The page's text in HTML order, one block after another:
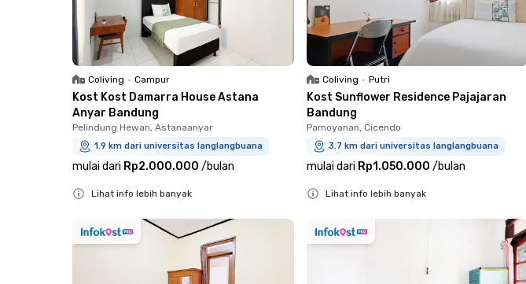
Coliving • Campur
Kost Kost Damarra House Astana
Anyar Bandung
Pelindung Hewan, Astanaanyar
1.9 km dari universitas langlangbuana
mulai dari Rp2.000.000 /bulan
Lihat info lebih banyak
Coliving • Putri
Kost Sunflower Residence Pajajaran
Bandung
Pamoyanan, Cicendo
3.7 km dari universitas langlangbuana
mulai dari Rp1.050.000 /bulan
Lihat info lebih banyak